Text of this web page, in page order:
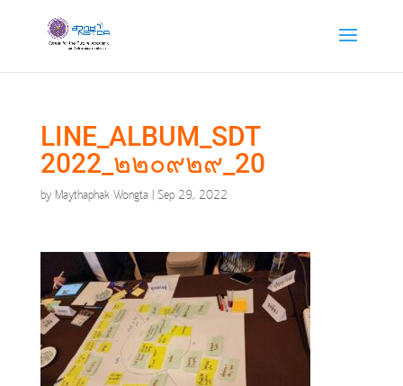
LINE_ALBUM_SDT
2022_๒๒๐๙๒๙_20
by Maythaphak Wongta| Sep 29, 2022